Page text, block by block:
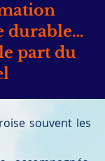
durable…
part du
souvent les